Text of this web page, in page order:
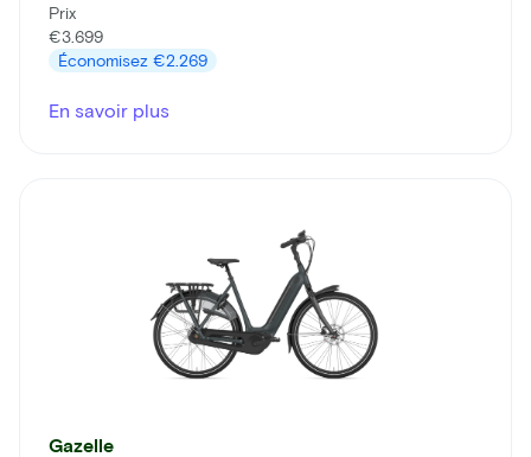
Prix
€3.699
Économisez €2.269
En savoir plus
Gazelle